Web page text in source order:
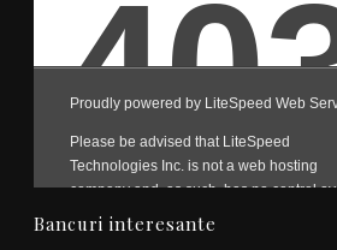
Bancuri interesante